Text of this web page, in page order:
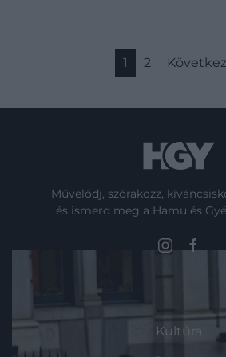
1 2
Művelődj, szórakozz,
és ismerd meg a Hamu és
Kultúra